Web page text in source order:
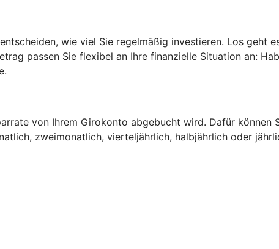
wie viel Sie regelmäßig investieren. Los geht
passen Sie flexibel an Ihre finanzielle Situation an:
von Ihrem Girokonto abgebucht wird. Dafür können
zweimonatlich, vierteljährlich, halbjährlich oder